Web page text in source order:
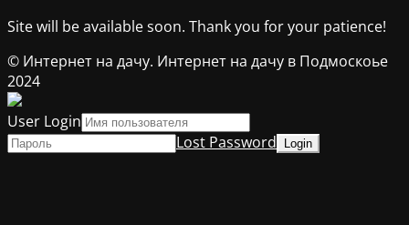
Site will be available soon. Thank you for your patience!
© Интернет на дачу. Интернет на дачу в Подмоскоье
2024
User Login
Lost Password